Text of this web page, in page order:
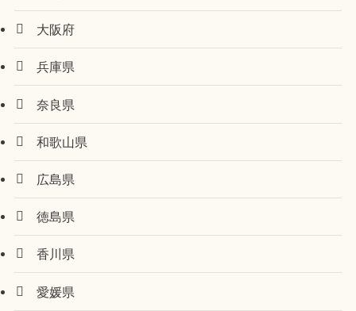
大阪府
兵庫県
奈良県
和歌山県
広島県
徳島県
香川県
愛媛県